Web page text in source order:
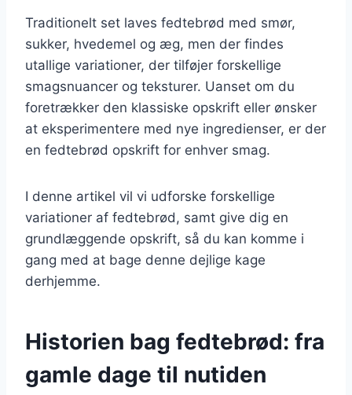
Traditionelt set laves fedtebrød med smør,
sukker, hvedemel og æg, men der findes
utallige variationer, der tilføjer forskellige
smagsnuancer og teksturer. Uanset om du
foretrækker den klassiske opskrift eller ønsker
at eksperimentere med nye ingredienser, er der
en fedtebrød opskrift for enhver smag.
I denne artikel vil vi udforske forskellige
variationer af fedtebrød, samt give dig en
grundlæggende opskrift, så du kan komme i
gang med at bage denne dejlige kage
derhjemme.
Historien bag fedtebrød: fra
gamle dage til nutiden